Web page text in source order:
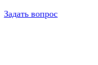
Задать вопрос